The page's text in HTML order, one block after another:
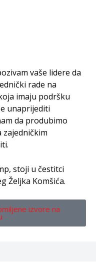
vaše lidere da
rade na
imaju podršku
unaprijediti
da produbimo
zajedničkim
stoji u čestitci
Željka Komšića.
izvore na